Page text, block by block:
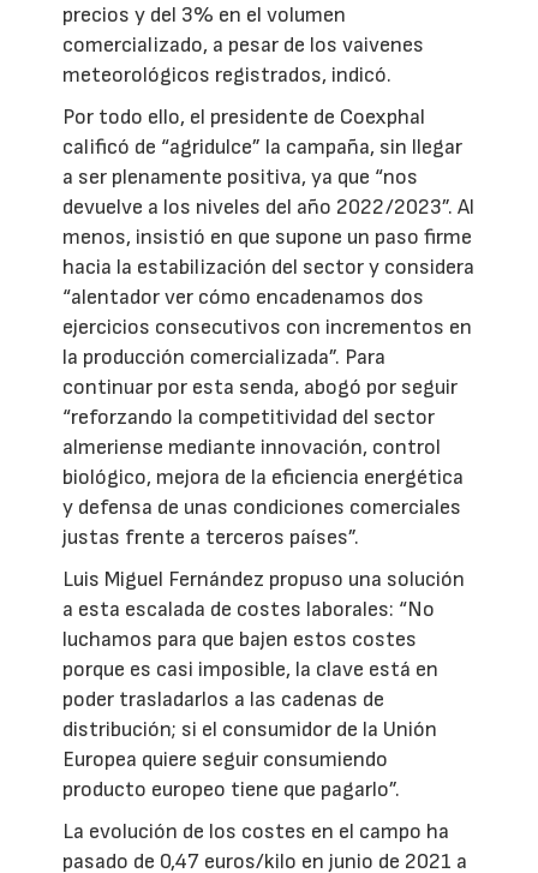
precios y del 3% en el volumen
comercializado, a pesar de los vaivenes
meteorológicos registrados, indicó.
Por todo ello, el presidente de Coexphal
calificó de “agridulce” la campaña, sin llegar
a ser plenamente positiva, ya que “nos
devuelve a los niveles del año 2022/2023”. Al
menos, insistió en que supone un paso firme
hacia la estabilización del sector y considera
“alentador ver cómo encadenamos dos
ejercicios consecutivos con incrementos en
la producción comercializada”. Para
continuar por esta senda, abogó por seguir
“reforzando la competitividad del sector
almeriense mediante innovación, control
biológico, mejora de la eficiencia energética
y defensa de unas condiciones comerciales
justas frente a terceros países”.
Luis Miguel Fernández propuso una solución
a esta escalada de costes laborales: “No
luchamos para que bajen estos costes
porque es casi imposible, la clave está en
poder trasladarlos a las cadenas de
distribución; si el consumidor de la Unión
Europea quiere seguir consumiendo
producto europeo tiene que pagarlo”.
La evolución de los costes en el campo ha
pasado de 0,47 euros/kilo en junio de 2021 a